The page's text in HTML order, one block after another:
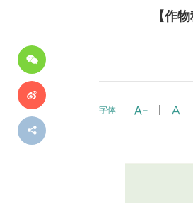
【作
字体